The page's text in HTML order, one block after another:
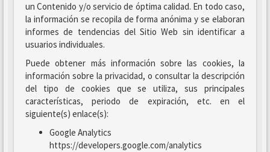
un Contenido y/o servicio de óptima calidad. En todo caso,
la información se recopila de forma anónima y se elaboran
informes de tendencias del Sitio Web sin identificar a
usuarios individuales.
Puede obtener más información sobre las cookies, la
información sobre la privacidad, o consultar la descripción
del tipo de cookies que se utiliza, sus principales
características, periodo de expiración, etc. en el
siguiente(s) enlace(s):
Google Analytics
https://developers.google.com/analytics